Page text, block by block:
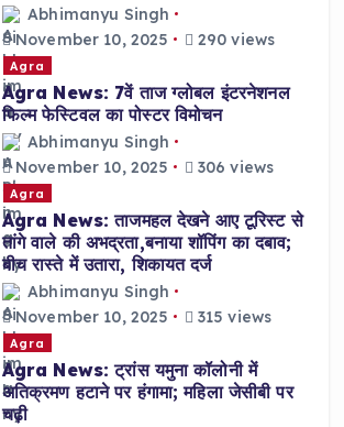
Abhimanyu Singh
November 10, 2025
290 views
Agra
Agra News: 7वें ताज ग्लोबल इंटरनेशनल
फिल्म फेस्टिवल का पोस्टर विमोचन
Abhimanyu Singh
November 10, 2025
306 views
Agra
Agra News: ताजमहल देखने आए टूरिस्ट से
तांगे वाले की अभद्रता,बनाया शॉपिंग का दबाव;
बीच रास्ते में उतारा, शिकायत दर्ज
Abhimanyu Singh
November 10, 2025
315 views
Agra
Agra News: ट्रांस यमुना कॉलोनी में
अतिक्रमण हटाने पर हंगामा; महिला जेसीबी पर
चढ़ी